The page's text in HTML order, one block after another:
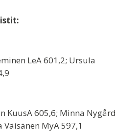
LeA 601,2; Ursula
KuusA 605,6; Minna Nygård
Väisänen MyA 597,1